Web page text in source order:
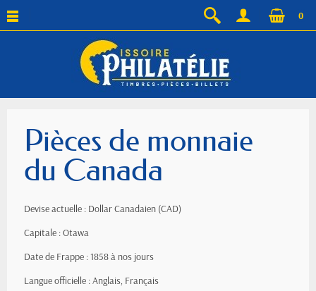
0
Pièces de monnaie
du Canada
Devise actuelle : Dollar Canadaien (CAD)
Capitale : Otawa
Date de Frappe : 1858 à nos jours
Langue officielle : Anglais, Français